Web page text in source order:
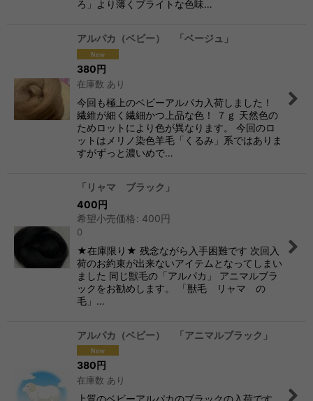
ろ」より薄くブライトな色味…
アルパカ（ベビー） 「ベージュ」
380円
在庫数 あり
今回も極上のベビーアルパカ入荷しました！
繊維が細く繊細かつ上品な色！ ７ｇ 天然色の
ためロットにより色が異なります。 今回のロ
ットはメリノ染色羊毛「くるみ」系ではありま
すがずっと濃いめで…
「リャマ ブラック」
400円
希望小売価格: 400円
0
★在庫限り★ 残念ながら入手困難です 次回入
荷のお約束が出来ないアイテムとなってしまい
ました 同じ獣毛の「アルパカ」 アニマルブラ
ックをお勧めします。 「獣毛 リャマ の
毛」…
アルパカ（ベビー） 「アニマルブラック」
380円
在庫数 あり